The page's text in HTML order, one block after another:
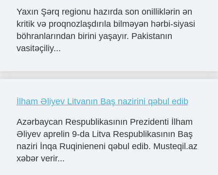
Yaxın Şərq regionu hazırda son onilliklərin ən
kritik və proqnozlaşdırıla bilməyən hərbi-siyasi
böhranlarından birini yaşayır. Pakistanın
vasitəçiliy...
İlham Əliyev Litvanın Baş nazirini qəbul edib
Azərbaycan Respublikasının Prezidenti İlham
Əliyev aprelin 9-da Litva Respublikasının Baş
naziri İnqa Ruqinieneni qəbul edib. Musteqil.az
xəbər verir...